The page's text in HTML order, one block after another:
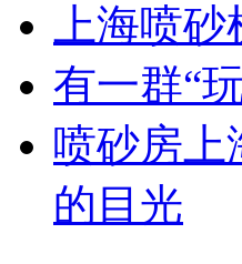
上海喷
有一群“
喷砂房上
的目光